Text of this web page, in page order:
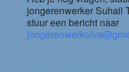
jongerenwerker Suhail
stuur een bericht naar